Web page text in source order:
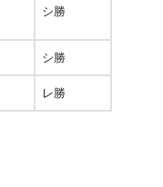
シ勝
シ勝
レ勝